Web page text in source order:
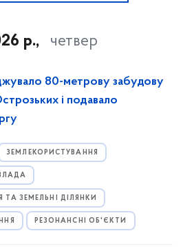
р., четвер
80-метрову забудову
і подавало
ЗЕМЛЕКОРИСТУВАННЯ
ТА ЗЕМЕЛЬНІ ДІЛЯНКИ
РЕЗОНАНСНІ ОБ'ЄКТИ